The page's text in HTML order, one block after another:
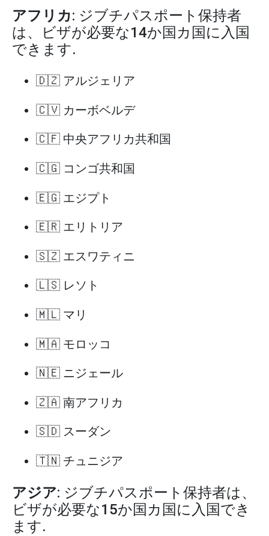
アフリカ: ジブチパスポート保持者
は、ビザが必要な14か国カ国に入国
できます.
🇩🇿 アルジェリア
🇨🇻 カーボベルデ
🇨🇫 中央アフリカ共和国
🇨🇬 コンゴ共和国
🇪🇬 エジプト
🇪🇷 エリトリア
🇸🇿 エスワティニ
🇱🇸 レソト
🇲🇱 マリ
🇲🇦 モロッコ
🇳🇪 ニジェール
🇿🇦 南アフリカ
🇸🇩 スーダン
🇹🇳 チュニジア
アジア: ジブチパスポート保持者は、
ビザが必要な15か国カ国に入国でき
ます.